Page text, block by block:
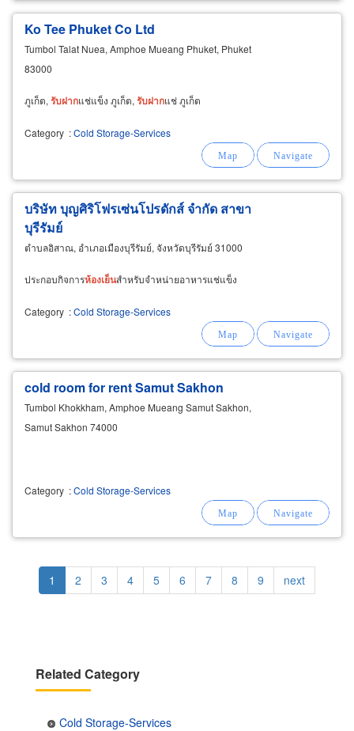
Ko Tee Phuket Co Ltd
Tumbol Talat Nuea, Amphoe Mueang Phuket, Phuket
83000
ภูเก็ต, รับฝากแช่แข็ง ภูเก็ต, รับฝากแช่ ภูเก็ต
Category :Cold Storage-Services
บริษัท บุญศิริโฟรเซ่นโปรดักส์ จำกัด สาขา
บุรีรัมย์
ตำบลอิสาณ, อำเภอเมืองบุรีรัมย์, จังหวัดบุรีรัมย์ 31000
ประกอบกิจการห้องเย็นสำหรับจำหน่ายอาหารแช่แข็ง
Category :Cold Storage-Services
cold room for rent Samut Sakhon
Tumbol Khokkham, Amphoe Mueang Samut Sakhon,
Samut Sakhon 74000
Category :Cold Storage-Services
Pagination
Current
page
1 Page
2 Page
3 Page
4 Page
5 Page
6 Page
7 Page
8 Page
9
Next
page
next
Related Category
Cold Storage-Services